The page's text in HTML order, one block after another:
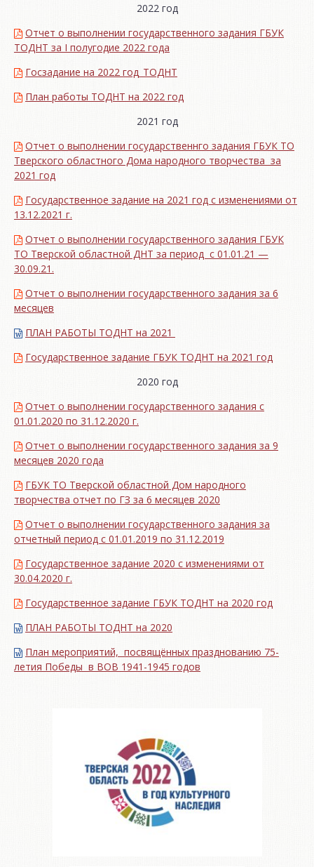
2022 год
Отчет о выполнении государственного задания ГБУК
ТОДНТ за I полугодие 2022 года
Госзадание на 2022 год_ТОДНТ
План работы ТОДНТ на 2022 год
2021 год
Отчет о выполнении государственнго задания ГБУК ТО
Тверского областного Дома народного творчества за
2021 год
Государственное задание на 2021 год с изменениями от
13.12.2021 г.
Отчет о выполнении государственного задания ГБУК
ТО Тверской областной ДНТ за период с 01.01.21 —
30.09.21.
Отчет о выполнении государственного задания за 6
месяцев
ПЛАН РАБОТЫ ТОДНТ на 2021
Государственное задание ГБУК ТОДНТ на 2021 год
2020 год
Отчет о выполнении государственного задания с
01.01.2020 по 31.12.2020 г.
Отчет о выполнении государственного задания за 9
месяцев 2020 года
ГБУК ТО Тверской областной Дом народного
творчества отчет по ГЗ за 6 месяцев 2020
Отчет о выполнении государственного задания за
отчетный период с 01.01.2019 по 31.12.2019
Государственное задание 2020 с изменениями от
30.04.2020 г.
Государственное задание ГБУК ТОДНТ на 2020 год
ПЛАН РАБОТЫ ТОДНТ на 2020
План мероприятий, посвящённых празднованию 75-
летия Победы в ВОВ 1941-1945 годов